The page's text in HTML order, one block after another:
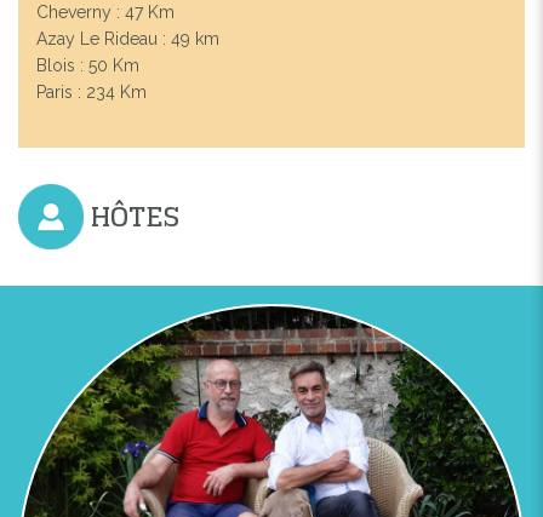
LA MAISON LÉONARD: UNE MAISON DE MAÎTRE
Cheverny : 47 Km
Azay Le Rideau : 49 km
Blois : 50 Km
Paris : 234 Km
HÔTES